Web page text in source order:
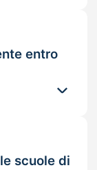
entro
scuole di